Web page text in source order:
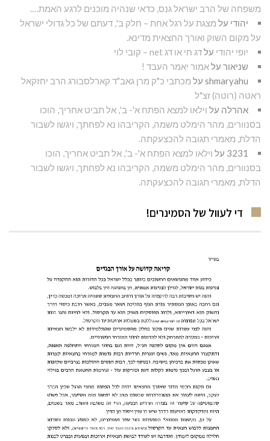
משפחה של הרב ישראל גנס, כדאי שנהיה מוכנים לרגע האמת….
יהודי על מצגת על רגל אחת – חלק ב', דעתם של כל גדולי ישראל
על מקום השוק ואורך החצאית מדינא.
יופי יהודי עלדג חי או דג net – קובי לוי
שניאור עלאמור יאמר העבד !
shmaryahu על מכתבי כ"ק מרן גאב"ד קארלסבורג הרב יחזקאל
ראטה (רוטה) זצ"ל
אהרלה על וילאו למצא הפתח א'- ב', אל תביט אחריך, הוכו
בסנוורים, מהר הימלט משמה, הקריבהו נא לפחתך, ויגשו לשבור
הדלת, מאמרי תגובה להכצעקתה.
3231 על וילאו למצא הפתח א'- ב', אל תביט אחריך, הוכו
בסנוורים, מהר הימלט משמה, הקריבהו נא לפחתך, ויגשו לשבור
הדלת, מאמרי תגובה להכצעקתה.
די לעוול של הסמינרים!